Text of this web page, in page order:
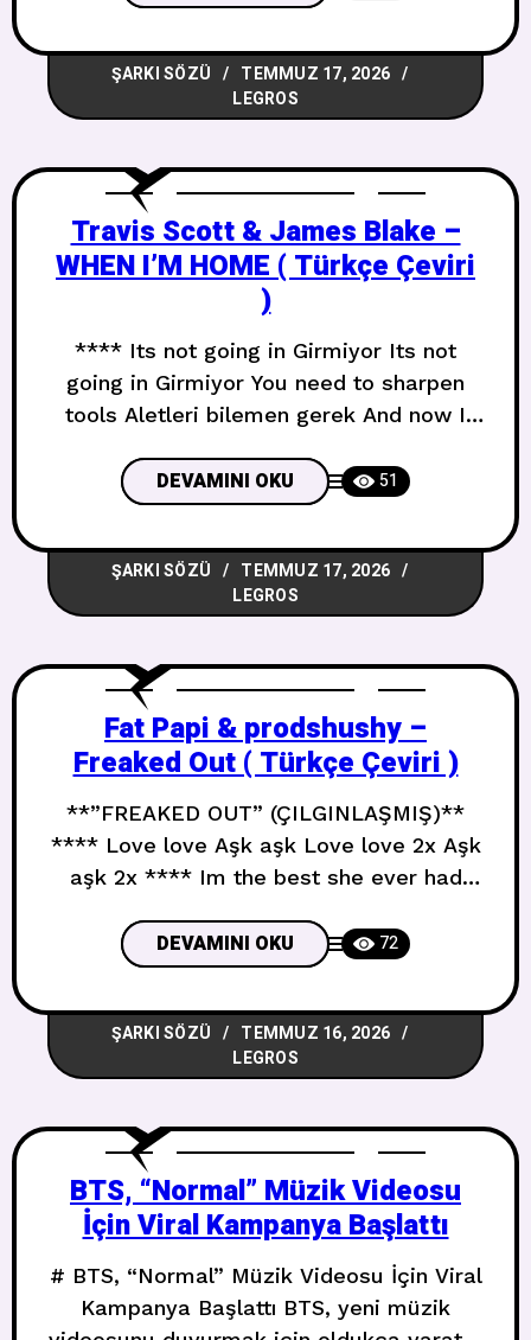
ettin Metaphorically accidentally Mecazi
olarak, kazara You called me your
everything Beni her şeyin diye çağırdın
And the
ŞARKI SÖZÜ
TEMMUZ 17, 2026
LEGROS
Travis Scott & James Blake –
WHEN I’M HOME ( Türkçe Çeviri
)
**** Its not going in Girmiyor Its not
going in Girmiyor You need to sharpen
tools Aletleri bilemen gerek And now I
sound of a drill Bir matkap sesini The
sound of a drill Bir matkap sesini And
now I cant forget Ve şimdi unutamıyorum
The sound of
DEVAMINI OKU 51
ŞARKI SÖZÜ
TEMMUZ 17, 2026
LEGROS
Fat Papi & prodshushy –
Freaked Out ( Türkçe Çeviri )
**”FREAKED OUT” (ÇILGINLAŞMIŞ)**
**** Love love Aşk aşk Love love 2x Aşk
aşk 2x **** Im the best she ever had
bu kesin She gon make a boom and blam
like a Perc Bum ve blam yapacak bir
Perc gibi I aint f***** with this shawty
DEVAMINI OKU 72
ŞARKI SÖZÜ
TEMMUZ 16, 2026
LEGROS
BTS, “Normal” Müzik Videosu
İçin Viral Kampanya Başlattı
# BTS, “Normal” Müzik Videosu İçin Viral
Kampanya Başlattı BTS, yeni müzik